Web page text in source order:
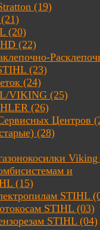
(19)
(20)
(22)
(23)
(24)
VIKING (25)
(26)
Центров
(28)
и
(15)
STIHL
STIHL (03)
STIHL (04)